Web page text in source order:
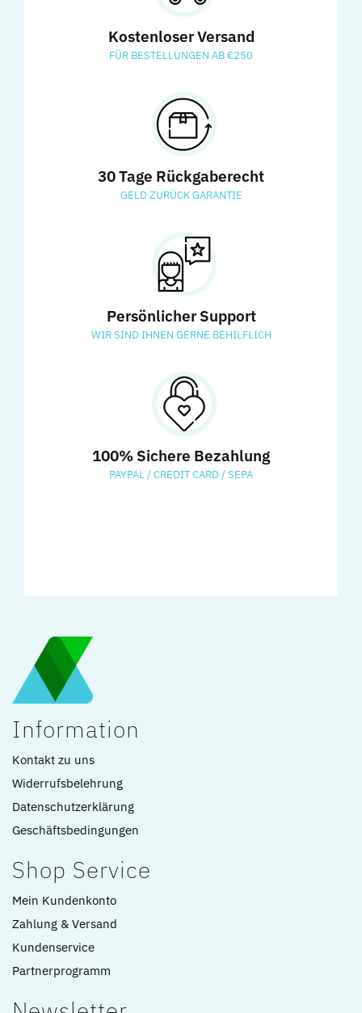
Kostenloser Versand
FÜR BESTELLUNGEN AB €250
30 Tage Rückgaberecht
GELD ZURÜCK GARANTIE
Persönlicher Support
WIR SIND IHNEN GERNE BEHILFLICH
100% Sichere Bezahlung
PAYPAL / CREDIT CARD / SEPA
Information
Kontakt zu uns
Widerrufsbelehrung
Datenschutzerklärung
Geschäftsbedingungen
Shop Service
Mein Kundenkonto
Zahlung & Versand
Kundenservice
Partnerprogramm